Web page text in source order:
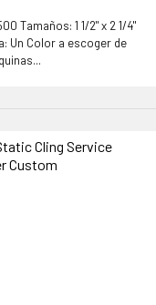
Tamaños: 1 1/2" x 2 1/4"
Un Color a escoger de
Cling Service
Custom